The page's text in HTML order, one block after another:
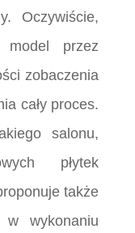
Oczywiście,
model przez
zobaczenia
cały proces.
salonu,
płytek
także
wykonaniu